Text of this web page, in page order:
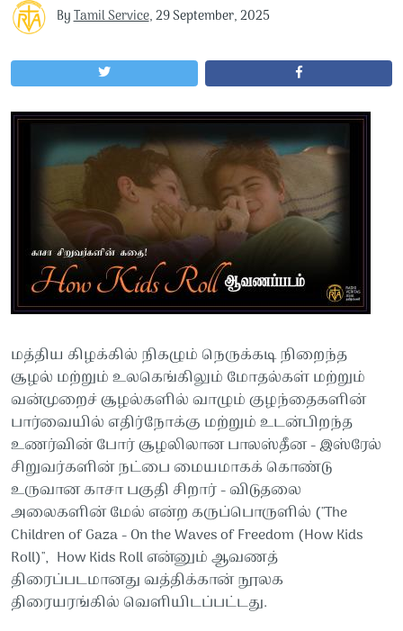
ByTamil Service,29 September, 2025
மத்திய கிழக்கில் நிகழும் நெருக்கடி நிறைந்த
சூழல் மற்றும் உலகெங்கிலும் மோதல்கள் மற்றும்
வன்முறைச் சூழல்களில் வாழும் குழந்தைகளின்
பார்வையில் எதிர்நோக்கு மற்றும் உடன்பிறந்த
உணர்வின் போர் சூழலிலான பாலஸ்தீன - இஸ்ரேல்
சிறுவர்களின் நட்பை மையமாகக் கொண்டு
உருவான காசா பகுதி சிறார் - விடுதலை
அலைகளின் மேல் என்ற கருப்பொருளில் ("The
Children of Gaza - On the Waves of Freedom (How Kids
Roll)", How Kids Roll என்னும் ஆவணத்
திரைப்படமானது வத்திக்கான் நூலக
திரையரங்கில் வெளியிடப்பட்டது.